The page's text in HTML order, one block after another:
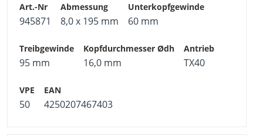
945871 8,0 x 195 mm 60 mm
95 mm 16,0 mm TX40
50 4250207467403